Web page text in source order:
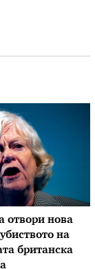
отвори нова
на
британска